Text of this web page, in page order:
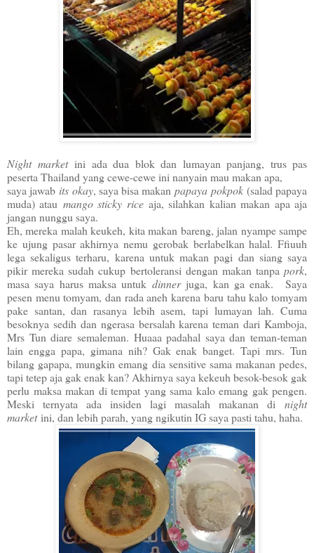
Night market ini ada dua blok dan lumayan panjang, trus pas
peserta Thailand yang cewe-cewe ini nanyain mau makan apa,
saya jawab its okay, saya bisa makanpapaya pokpok (salad papaya
muda) atau mango sticky riceaja, silahkan kalian makan apa aja
jangan nunggu saya.
Eh, mereka malah keukeh, kita makan bareng, jalan nyampe sampe
ke ujung pasar akhirnya nemu gerobak berlabelkan halal. Ffiuuh
lega sekaligus terharu, karena untuk makan pagi dan siang saya
pikir mereka sudah cukup bertoleransi dengan makan tanpa pork,
masa saya harus maksa untuk dinnerjuga, kan ga enak. Saya
pesen menu tomyam, dan rada aneh karena baru tahu kalo tomyam
pake santan, dan rasanya lebih asem, tapi lumayan lah. Cuma
besoknya sedih dan ngerasa bersalah karena teman dari Kamboja,
Mrs Tun diare semaleman. Huaaa padahal saya dan teman-teman
lain engga papa, gimana nih? Gak enak banget. Tapi mrs. Tun
bilang gapapa, mungkin emang dia sensitive sama makanan pedes,
tapi tetep aja gak enak kan? Akhirnya saya kekeuh besok-besok gak
perlu maksa makan di tempat yang sama kalo emang gak pengen.
Meski ternyata ada insiden lagi masalah makanan di night
marketini, dan lebih parah, yang ngikutin IG saya pasti tahu, haha.